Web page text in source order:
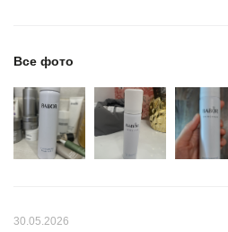
Все фото
30.05.2026